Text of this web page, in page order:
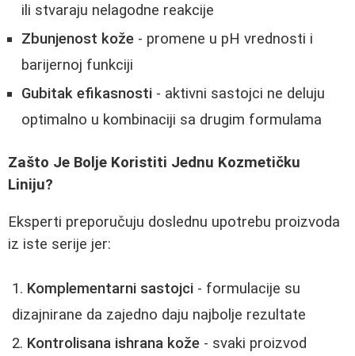
ili stvaraju nelagodne reakcije
Zbunjenost kože - promene u pH vrednosti i
barijernoj funkciji
Gubitak efikasnosti - aktivni sastojci ne deluju
optimalno u kombinaciji sa drugim formulama
Zašto Je Bolje Koristiti Jednu Kozmetičku
Liniju?
Eksperti preporučuju doslednu upotrebu proizvoda
iz iste serije jer:
Komplementarni sastojci - formulacije su
dizajnirane da zajedno daju najbolje rezultate
Kontrolisana ishrana kože - svaki proizvod